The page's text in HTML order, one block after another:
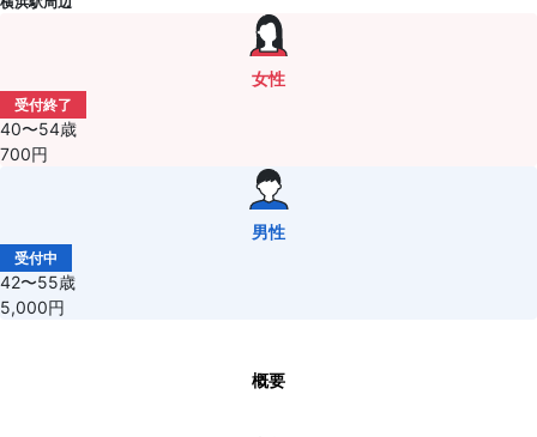
女性
受付終了
40〜54歳
700円
男性
受付中
42〜55歳
5,000円
概要